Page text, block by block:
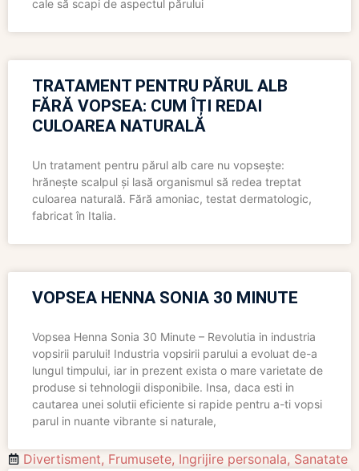
cale să scapi de aspectul părului
TRATAMENT PENTRU PĂRUL ALB
FĂRĂ VOPSEA: CUM ÎȚI REDAI
CULOAREA NATURALĂ
Un tratament pentru părul alb care nu vopsește:
hrănește scalpul și lasă organismul să redea treptat
culoarea naturală. Fără amoniac, testat dermatologic,
fabricat în Italia.
VOPSEA HENNA SONIA 30 MINUTE
Vopsea Henna Sonia 30 Minute – Revolutia in industria
vopsirii parului! Industria vopsirii parului a evoluat de-a
lungul timpului, iar in prezent exista o mare varietate de
produse si tehnologii disponibile. Insa, daca esti in
cautarea unei solutii eficiente si rapide pentru a-ti vopsi
parul in nuante vibrante si naturale,
Divertisment, Frumusete, Ingrijire personala, Sanatate